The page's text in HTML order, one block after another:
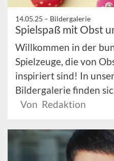
14.05.25 – Bildergalerie
Spielspaß mit Obst
Willkommen in der
Spielzeuge, die von
inspiriert sind! In
Bildergalerie finden
Von Redaktion